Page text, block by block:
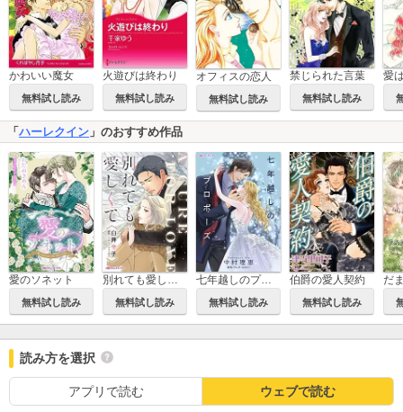
かわいい魔女
無料試し読み
火遊びは終わり
無料試し読み
オフィスの恋人
無料試し読み
禁じられた言葉
無料試し読み
愛
「ハーレクイン 」のおすすめ作品
愛のソネット
無料試し読み 無料試し読み
七年越しのプロポーズ
無料試し読み
伯爵の愛人契約
無料試し読み
読み方を選択
アプリで読む ウェブで読む